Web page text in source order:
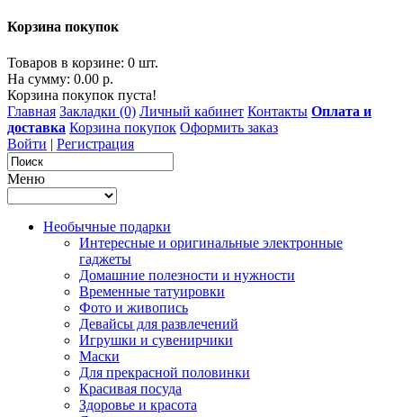
Корзина покупок
Товаров в корзине: 0 шт.
На сумму: 0.00 р.
Корзина покупок пуста!
Главная Закладки (0) Личный кабинет Контакты Оплата и
доставка Корзина покупок Оформить заказ
Войти | Регистрация
Меню
Необычные подарки
Интересные и оригинальные электронные
гаджеты
Домашние полезности и нужности
Временные татуировки
Фото и живопись
Девайсы для развлечений
Игрушки и сувенирчики
Маски
Для прекрасной половинки
Красивая посуда
Здоровье и красота